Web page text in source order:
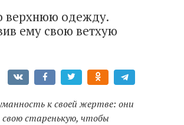
верхнюю одежду.
ему свою ветхую
к своей жертве: они
свою старенькую, чтобы